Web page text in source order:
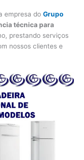
empresa doGrupo
técnica para
prestando serviços
nossos clientes e